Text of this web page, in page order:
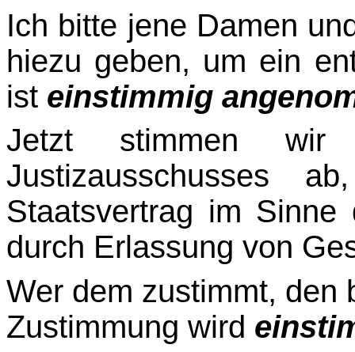
Ich bitte jene Damen
hiezu geben, um ein
ist einstimmig
Jetzt stimmen
Justizausschusses
Staatsvertrag im
durch Erlassung von
Wer dem zustimmt, den
Zustimmung wird